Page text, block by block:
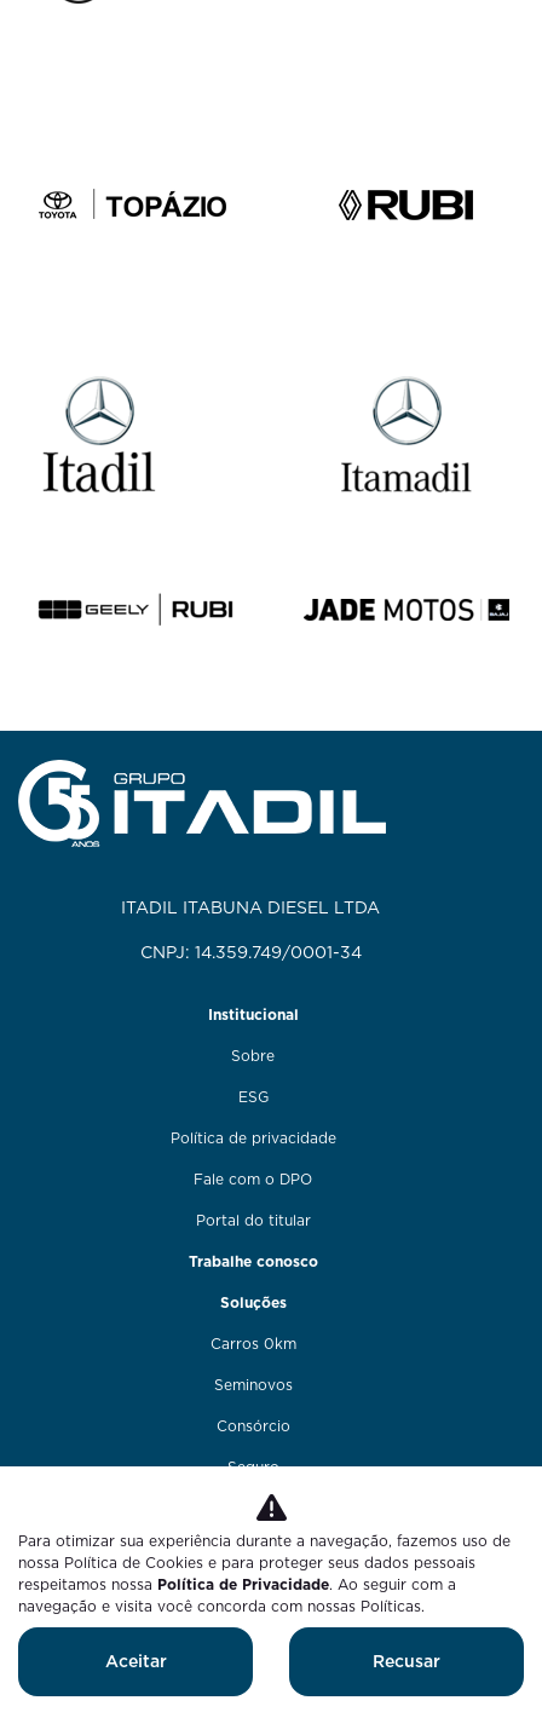
ITADIL ITABUNA DIESEL LTDA
CNPJ: 14.359.749/0001-34
Institucional
Sobre
ESG
Política de privacidade
Fale com o DPO
Portal do titular
Trabalhe conosco
Soluções
Carros 0km
Seminovos
Consórcio
Seguro
Financiamento
Funilaria e pintura
Fale conosco
Blog
Desenvolvido pela DEALERSPACE ® Direitos Reservados.
Para otimizar sua experiência durante a navegação, fazemos uso de
nossa Política de Cookies e para proteger seus dados pessoais
respeitamos nossa Política de Privacidade. Ao seguir com a
navegação e visita você concorda com nossas Políticas.
Aceitar Recusar